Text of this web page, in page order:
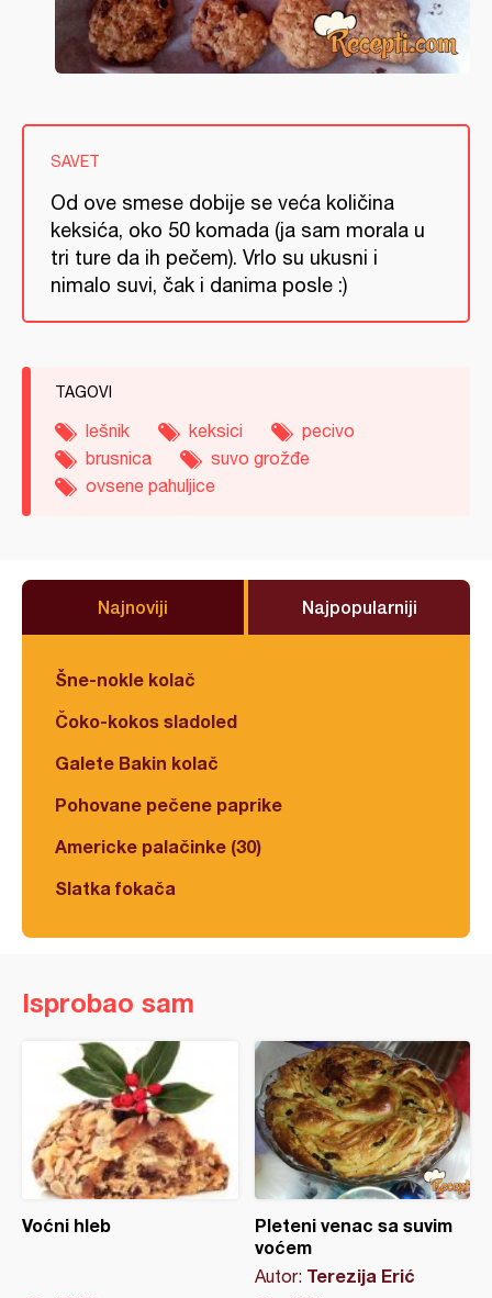
SAVET
Od ove smese dobije se veća količina
keksića, oko 50 komada (ja sam morala u
tri ture da ih pečem). Vrlo su ukusni i
nimalo suvi, čak i danima posle :)
TAGOVI
lešnik keksici
pecivo
brusnica
suvo grožđe
ovsene pahuljice
Najnoviji Najpopularniji
Šne-nokle kolač
Čoko-kokos sladoled
Galete Bakin kolač
Pohovane pečene paprike
Americke palačinke (30)
Slatka fokača
Isprobao sam
Voćni hleb
Pleteni venac sa suvim
voćem
Autor: Terezija Erić